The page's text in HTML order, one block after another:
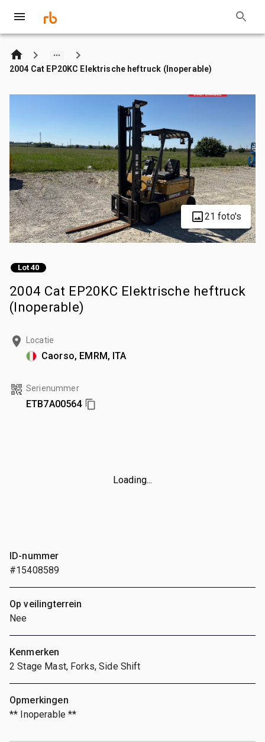
2004 Cat EP20KC Elektrische heftruck (Inoperable)
21 foto's
Lot 40
2004 Cat EP20KC Elektrische heftruck
(Inoperable)
Locatie
Caorso, EMRM, ITA
Serienummer
ETB7A00564
Loading...
ID-nummer
#15408589
Op veilingterrein
Nee
Kenmerken
2 Stage Mast, Forks, Side Shift
Opmerkingen
** Inoperable **